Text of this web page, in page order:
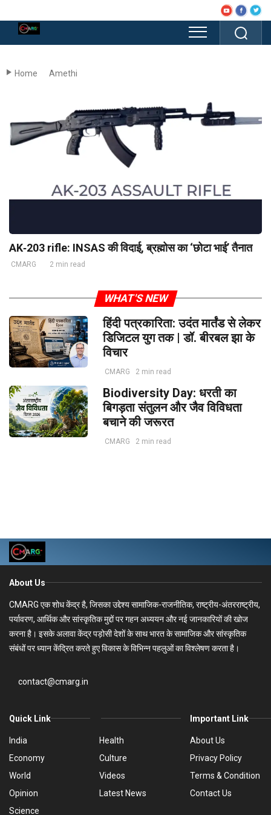
Home Amethi
AK‑203 rifle: INSAS की विदाई, ब्रह्मोस का ‘छोटा भाई’ तैनात
CMARG 2 min read
WHAT'S NEW
हिंदी पत्रकारिता: उदंत मार्तंड से लेकर
डिजिटल युग तक | डॉ. बीरबल झा के
विचार
CMARG 2 min read
Biodiversity Day: धरती का
बिगड़ता संतुलन और जैव विविधता
बचाने की जरूरत
CMARG 2 min read
About Us
CMARG एक शोध केंद्र है, जिसका उद्देश्य सामाजिक-राजनीतिक, राष्ट्रीय-अंतरराष्ट्रीय,
पर्यावरण, आर्थिक और सांस्कृतिक मुद्दों पर गहन अध्ययन और नई जानकारियों की खोज
करना है। इसके अलावा केंद्र पड़ोसी देशों के साथ भारत के सामाजिक और सांस्कृतिक
संबंधों पर ध्यान केंद्रित करते हुए विकास के विभिन्न पहलुओं का विश्लेषण करता है।
contact@cmarg.in
Quick Link
India
Economy
World
Opinion
Science
Health
Culture
Videos
Latest News
Important Link
About Us
Privacy Policy
Terms & Condition
Contact Us